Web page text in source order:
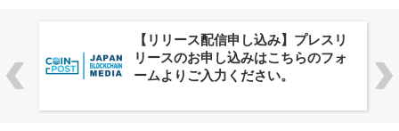
株式会社PlnX、アジア最大級のグロ
ーバルWeb3カンファレンス
「WebX2026」とのコラボレーショ